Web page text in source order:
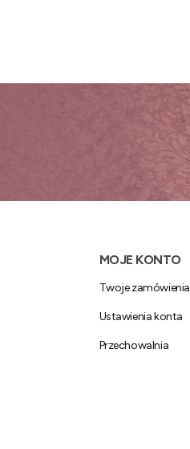
MOJE KONTO
Twoje zamówienia
Ustawienia konta
Przechowalnia